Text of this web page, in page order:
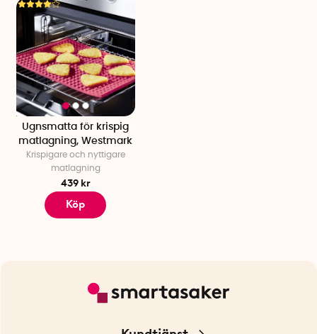
Ugnsmatta för krispig
matlagning, Westmark
Krispigare och nyttigare
matlagning
439 kr
Köp